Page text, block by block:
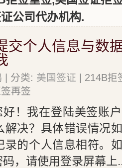
公司代办机构.
交个人信息与数
| 分类: 美国签证 | 214B
再签
好！我在登陆美签账
解决？具体错误情况
录的个人信息相符。
，请使用登录屏幕上